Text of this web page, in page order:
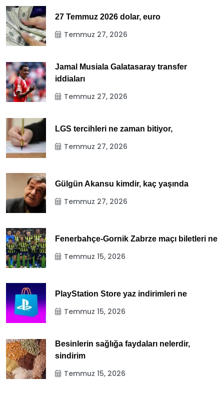
27 Temmuz 2026 dolar, euro
Temmuz 27, 2026
Jamal Musiala Galatasaray transfer
iddiaları
Temmuz 27, 2026
LGS tercihleri ne zaman bitiyor,
Temmuz 27, 2026
Gülgün Akansu kimdir, kaç yaşında
Temmuz 27, 2026
Fenerbahçe-Gornik Zabrze maçı biletleri ne
Temmuz 15, 2026
PlayStation Store yaz indirimleri ne
Temmuz 15, 2026
Besinlerin sağlığa faydaları nelerdir,
sindirim
Temmuz 15, 2026